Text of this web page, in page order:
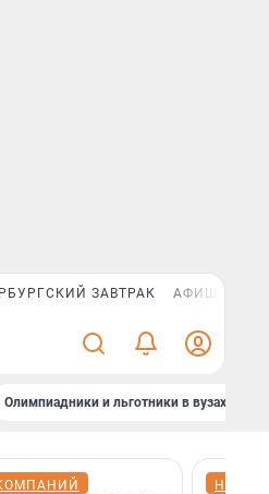
ЗАВТРАК АФИША PLUS
Олимпиадники и льготники в вузах СПб